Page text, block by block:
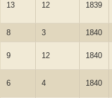
13 12 1839
8 3 1840
9 12 1840
6 4 1840